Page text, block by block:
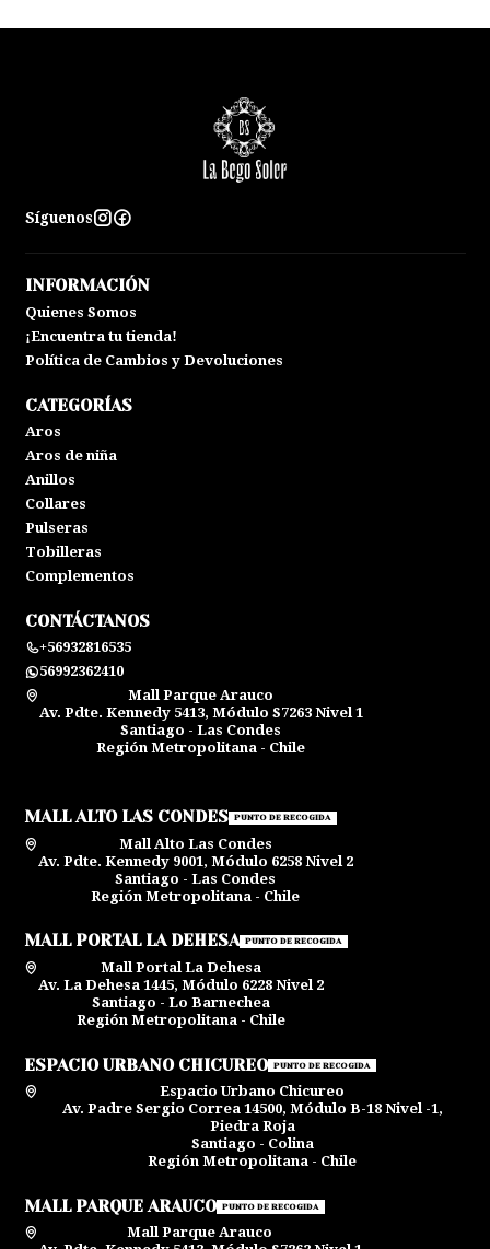
Síguenos
INFORMACIÓN
Quienes Somos
¡Encuentra tu tienda!
Política de Cambios y Devoluciones
CATEGORÍAS
Aros
Aros de niña
Anillos
Collares
Pulseras
Tobilleras
Complementos
CONTÁCTANOS
+56932816535
56992362410
Mall Parque Arauco
Av. Pdte. Kennedy 5413, Módulo S7263 Nivel 1
Santiago - Las Condes
Región Metropolitana - Chile
MALL ALTO LAS CONDES PUNTO DE RECOGIDA
Mall Alto Las Condes
Av. Pdte. Kennedy 9001, Módulo 6258 Nivel 2
Santiago - Las Condes
Región Metropolitana - Chile
MALL PORTAL LA DEHESA PUNTO DE RECOGIDA
Mall Portal La Dehesa
Av. La Dehesa 1445, Módulo 6228 Nivel 2
Santiago - Lo Barnechea
Región Metropolitana - Chile
ESPACIO URBANO CHICUREO PUNTO DE RECOGIDA
Espacio Urbano Chicureo
Av. Padre Sergio Correa 14500, Módulo B-18 Nivel -1,
Piedra Roja
Santiago - Colina
Región Metropolitana - Chile
MALL PARQUE ARAUCO PUNTO DE RECOGIDA
Mall Parque Arauco